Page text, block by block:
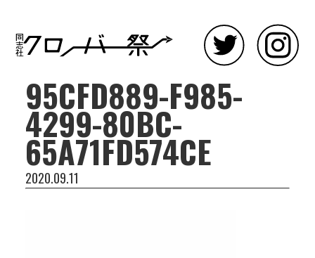
95CFD889-F985-
4299-80BC-
65A71FD574CE
2020.09.11